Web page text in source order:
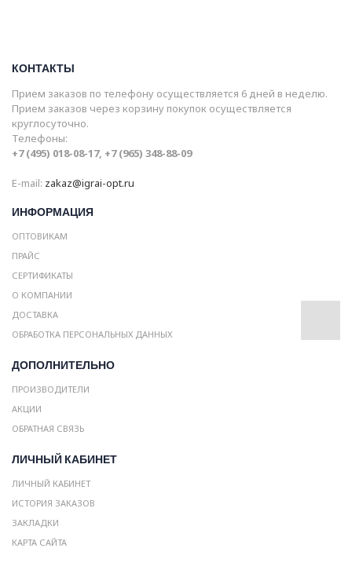
КОНТАКТЫ
Прием заказов по телефону осуществляется 6 дней в неделю.
Прием заказов через корзину покупок осуществляется
круглосуточно.
Телефоны:
+7 (495) 018-08-17, +7 (965) 348-88-09
E-mail: zakaz@igrai-opt.ru
ИНФОРМАЦИЯ
ОПТОВИКАМ
ПРАЙС
СЕРТИФИКАТЫ
О КОМПАНИИ
ДОСТАВКА
ОБРАБОТКА ПЕРСОНАЛЬНЫХ ДАННЫХ
ДОПОЛНИТЕЛЬНО
ПРОИЗВОДИТЕЛИ
АКЦИИ
ОБРАТНАЯ СВЯЗЬ
ЛИЧНЫЙ КАБИНЕТ
ЛИЧНЫЙ КАБИНЕТ
ИСТОРИЯ ЗАКАЗОВ
ЗАКЛАДКИ
КАРТА САЙТА